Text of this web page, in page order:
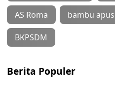
AS Roma bambu apus
BKPSDM
Berita Populer